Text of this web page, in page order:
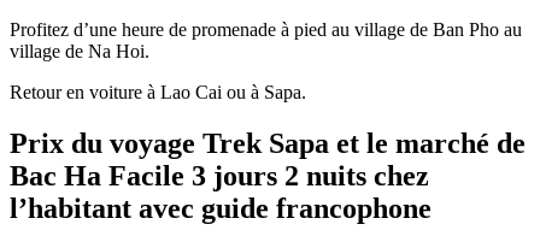
Profitez d’une heure de promenade à pied au village de Ban Pho au
village de Na Hoi.
Retour en voiture à Lao Cai ou à Sapa.
Prix du voyage Trek Sapa et le marché de
Bac Ha Facile 3 jours 2 nuits chez
l’habitant avec guide francophone